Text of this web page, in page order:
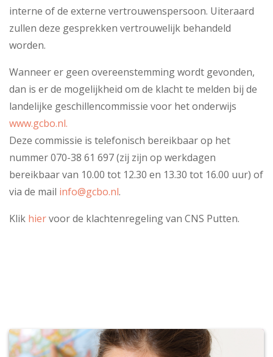
interne of de externe vertrouwenspersoon. Uiteraard
zullen deze gesprekken vertrouwelijk behandeld
worden.
Wanneer er geen overeenstemming wordt gevonden,
dan is er de mogelijkheid om de klacht te melden bij de
landelijke geschillencommissie voor het onderwijs
www.gcbo.nl.
Deze commissie is telefonisch bereikbaar op het
nummer 070-38 61 697 (zij zijn op werkdagen
bereikbaar van 10.00 tot 12.30 en 13.30 tot 16.00 uur) of
via de mail info@gcbo.nl.
Klik hiervoor de klachtenregeling van CNS Putten.